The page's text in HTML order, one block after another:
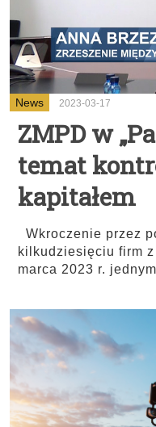
News 2023-03-17
ZMPD w
temat
kapitałem
Wkroczenie przez
kilkudziesięciu firm z
marca 2023 r.